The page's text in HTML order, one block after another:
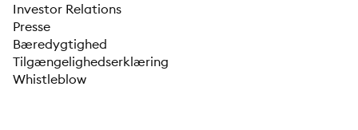
Investor Relations
Presse
Bæredygtighed
Tilgængelighedserklæring
Whistleblow